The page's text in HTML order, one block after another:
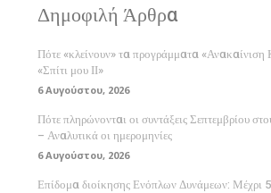
Δημοφιλή Άρθρα
Πότε «κλείνουν» τα προγράμματα «Ανακαίνιση
«Σπίτι μου ΙΙ»
6 Αυγούστου, 2026
Πότε πληρώνονται οι συντάξεις Σεπτεμβρίου
– Αναλυτικά οι ημερομηνίες
6 Αυγούστου, 2026
Επίδομα διοίκησης Ενόπλων Δυνάμεων: Μέχρι